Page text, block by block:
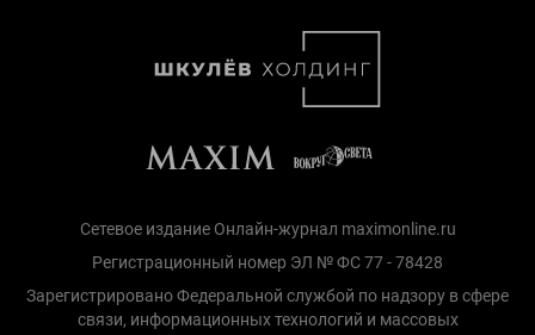
Сетевое издание Онлайн-журнал maximonline.ru
Регистрационный номер ЭЛ № ФС 77 - 78428
Зарегистрировано Федеральной службой по надзору в сфере
связи, информационных технологий и массовых